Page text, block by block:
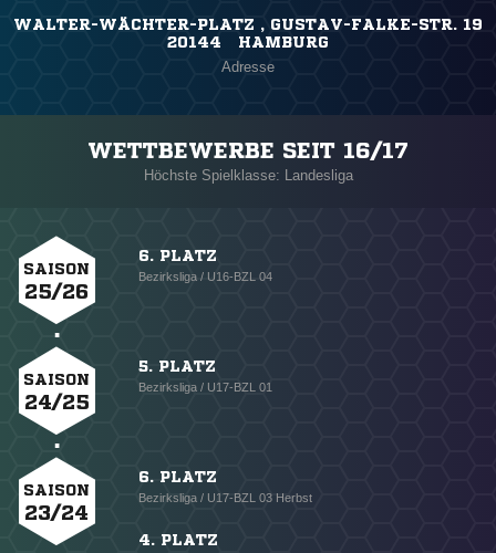
WALTER-WÄCHTER-PLATZ , GUSTAV-FALKE-STR. 19
20144 HAMBURG
Adresse
WETTBEWERBE SEIT 16/17
Höchste Spielklasse: Landesliga
SAISON
25/26
6. PLATZ
Bezirksliga / U16-BZL 04
SAISON
24/25
5. PLATZ
Bezirksliga / U17-BZL 01
SAISON
23/24
6. PLATZ
Bezirksliga / U17-BZL 03 Herbst
4. PLATZ